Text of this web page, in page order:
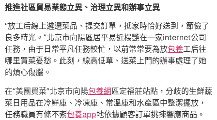
推進社區貿易業態立異、治理立異和辦事立異
“放工后線上遴選菜品、提交訂單，抵家時恰好送到，節儉了
良多時光。”北京市向陽區居平易近楊艷在一家internet公司
任務，由于日常平凡任務較忙，以前常常要為放包養工后往
哪里買菜憂愁。此刻，線高低單、送菜上門的辦事處理了她
的煩心傷腦。
在“美團買菜”北京市向陽包養網區定福莊站點，分歧的生鮮蔬
菜日用品在冷鮮庫、冷凍庫、常溫庫和水產區中整潔擺放，
任務職員有條不紊包養app地依據顧客訂單挑揀響應商品。